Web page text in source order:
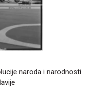
naroda i narodnosti